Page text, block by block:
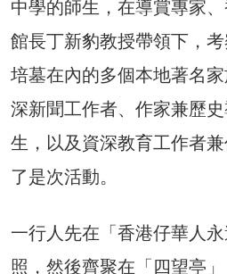
中學的師生，在導賞專家
館長丁新豹教授帶領下，
培墓在內的多個本地著名
深新聞工作者、作家兼歷
生，以及資深教育工作者
了是次活動。
一行人先在「香港仔華人
照，然後齊聚在「四望亭